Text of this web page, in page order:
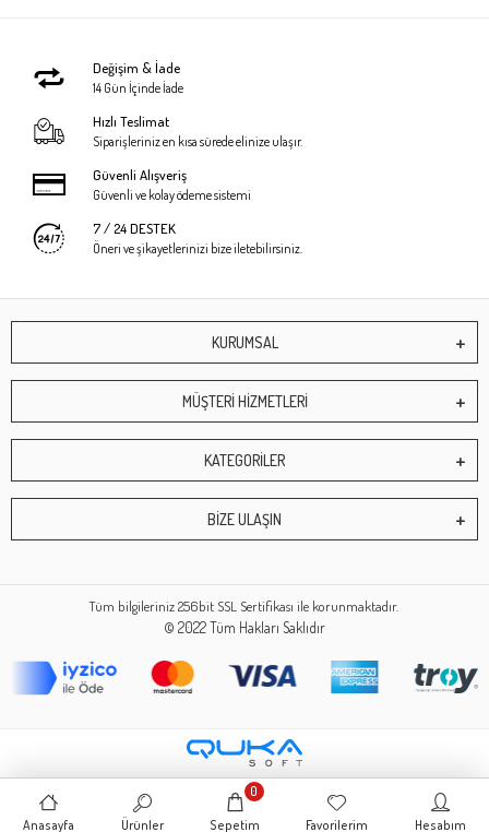
Değişim & İade
14 Gün İçinde İade
Hızlı Teslimat
Siparişleriniz en kısa sürede elinize ulaşır.
Güvenli Alışveriş
Güvenli ve kolay ödeme sistemi
7 / 24 DESTEK
Öneri ve şikayetlerinizi bize iletebilirsiniz.
KURUMSAL
MÜŞTERİ HİZMETLERİ
KATEGORİLER
BİZE ULAŞIN
Tüm bilgileriniz 256bit SSL Sertifikası ile korunmaktadır.
© 2022Tüm Hakları Saklıdır
Anasayfa Ürünler Sepetim
0
Favorilerim Hesabım